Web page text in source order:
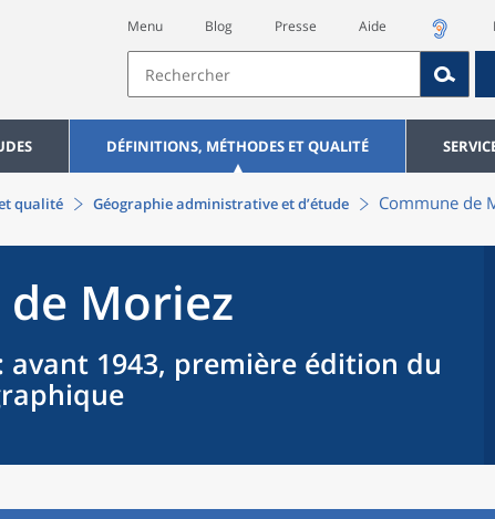
Menu Blog Presse Aide
DÉFINITIONS, MÉTHODES ET QUALITÉ
qualité Géographie administrative et d’étude Commune de
de Moriez
avant 1943, première édition du